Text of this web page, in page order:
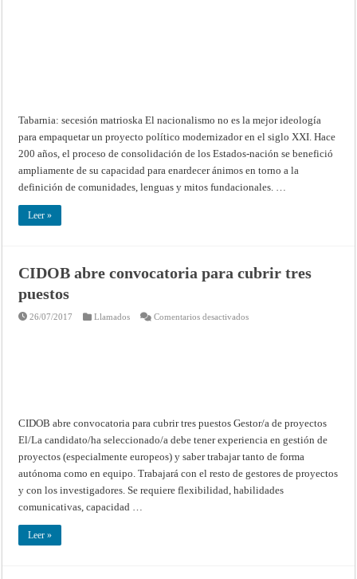
Tabarnia: secesión matrioska El nacionalismo no es la mejor ideología
para empaquetar un proyecto político modernizador en el siglo XXI. Hace
200 años, el proceso de consolidación de los Estados-nación se benefició
ampliamente de su capacidad para enardecer ánimos en torno a la
definición de comunidades, lenguas y mitos fundacionales. …
Leer »
CIDOB abre convocatoria para cubrir tres
puestos
26/07/2017 Llamados Comentarios desactivadosen
CIDOB abre convocatoria para cubrir tres puestos Gestor/a de proyectos
El/La candidato/ha seleccionado/a debe tener experiencia en gestión de
proyectos (especialmente europeos) y saber trabajar tanto de forma
autónoma como en equipo. Trabajará con el resto de gestores de proyectos
y con los investigadores. Se requiere flexibilidad, habilidades
comunicativas, capacidad …
Leer »